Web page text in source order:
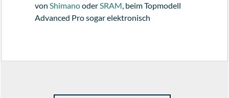
von ShimanooderSRAM, beim Topmodell
Advanced Pro sogar elektronisch